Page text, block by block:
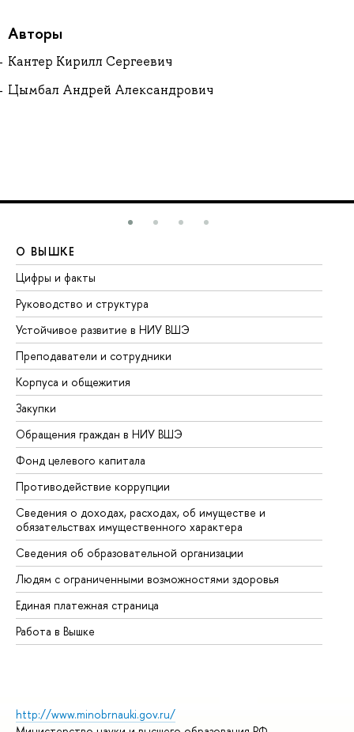
Авторы
Кантер Кирилл Сергеевич
Цымбал Андрей Александрович
О ВЫШКЕ
Цифры и факты
Руководство и структура
Устойчивое развитие в НИУ ВШЭ
Преподаватели и сотрудники
Корпуса и общежития
Закупки
Обращения граждан в НИУ ВШЭ
Фонд целевого капитала
Противодействие коррупции
Сведения о доходах, расходах, об имуществе и
обязательствах имущественного характера
Сведения об образовательной организации
Людям с ограниченными возможностями здоровья
Единая платежная страница
Работа в Вышке
http://www.minobrnauki.gov.ru/